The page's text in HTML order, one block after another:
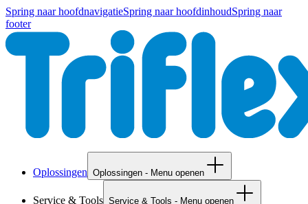
Spring naar hoofdnavigatieSpring naar hoofdinhoudSpring naar
footer
Oplossingen Oplossingen - Menu openen
Service & Tools Service & Tools - Menu openen